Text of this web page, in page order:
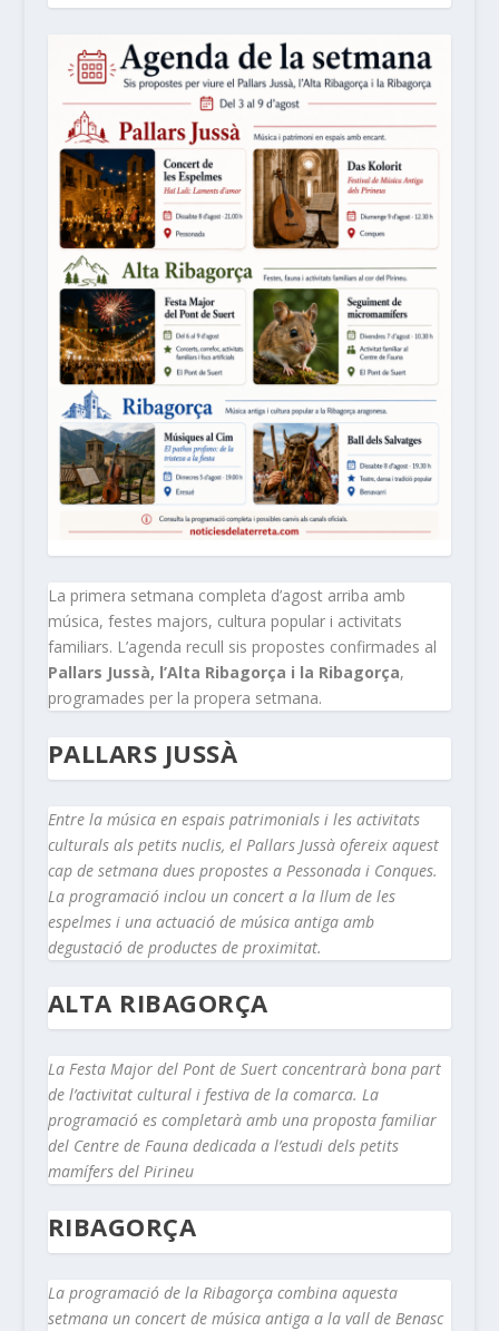
La primera setmana completa d’agost arriba amb
música, festes majors, cultura popular i activitats
familiars. L’agenda recull sis propostes confirmades al
Pallars Jussà, l’Alta Ribagorça i la Ribagorça,
programades per la propera setmana.
PALLARS JUSSÀ
Entre la música en espais patrimonials i les activitats
culturals als petits nuclis, el Pallars Jussà ofereix aquest
cap de setmana dues propostes a Pessonada i Conques.
La programació inclou un concert a la llum de les
espelmes i una actuació de música antiga amb
degustació de productes de proximitat.
ALTA RIBAGORÇA
La Festa Major del Pont de Suert concentrarà bona part
de l’activitat cultural i festiva de la comarca. La
programació es completarà amb una proposta familiar
del Centre de Fauna dedicada a l’estudi dels petits
mamífers del Pirineu
RIBAGORÇA
La programació de la Ribagorça combina aquesta
setmana un concert de música antiga a la vall de Benasc